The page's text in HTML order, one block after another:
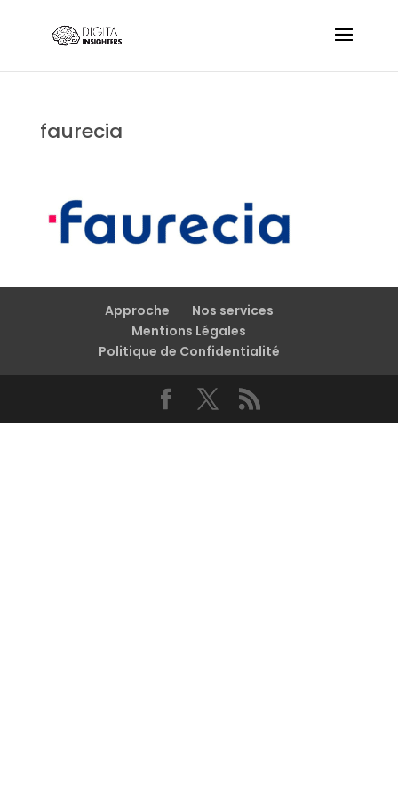
faurecia
Approche
Nos services
Mentions Légales
Politique de Confidentialité